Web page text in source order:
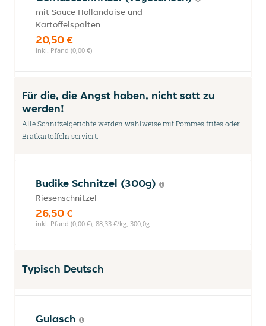
mit Sauce Hollandaise und
Kartoffelspalten
20,50 €
inkl. Pfand (0,00 €)
Für die, die Angst haben, nicht satt zu
werden!
Alle Schnitzelgerichte werden wahlweise mit Pommes frites oder
Bratkartoffeln serviert.
Budike Schnitzel (300g)
Riesenschnitzel
26,50 €
inkl. Pfand (0,00 €), 88,33 €/kg, 300,0g
Typisch Deutsch
Gulasch